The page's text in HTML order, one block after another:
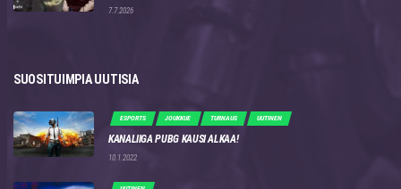
7.7.2026
SUOSITUIMPIA UUTISIA
ESPORTS JOUKKUE TURNAUS UUTINEN
KANALIIGA PUBG KAUSI ALKAA!
10.1.2022